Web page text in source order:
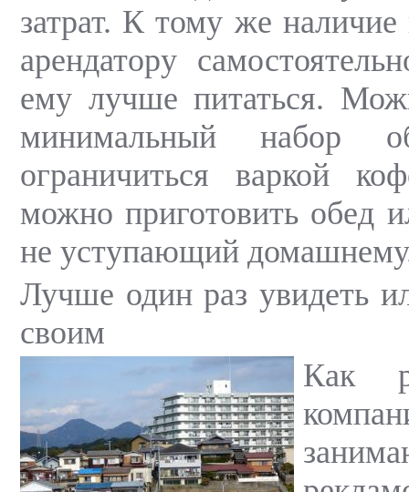
затрат. К тому же наличие
арендатору
ему лучше питаться.
минимальный набор
ограничиться варкой
можно приготовить обед
не уступающий
Лучше один раз увидеть
своим
Как